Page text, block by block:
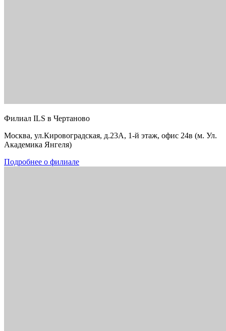
Филиал ILS в Чертаново
Москва, ул.Кировоградская, д.23А, 1-й этаж, офис 24в (м. Ул.
Академика Янгеля)
Подробнее о филиале